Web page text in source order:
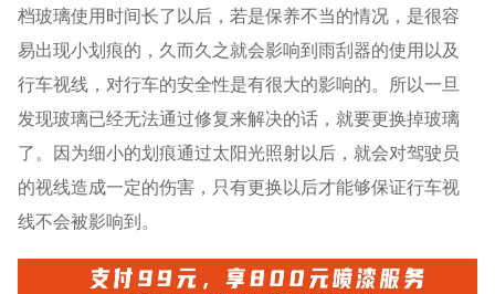
档玻璃使用时间长了以后，若是保养不当的情况，是很容
易出现小划痕的，久而久之就会影响到雨刮器的使用以及
行车视线，对行车的安全性是有很大的影响的。所以一旦
发现玻璃已经无法通过修复来解决的话，就要更换掉玻璃
了。因为细小的划痕通过太阳光照射以后，就会对驾驶员
的视线造成一定的伤害，只有更换以后才能够保证行车视
线不会被影响到。